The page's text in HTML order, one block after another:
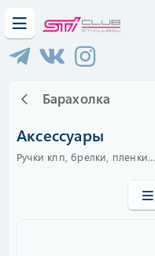
Барахолка
Аксессуары
Ручки кпп, брелки, пленки...